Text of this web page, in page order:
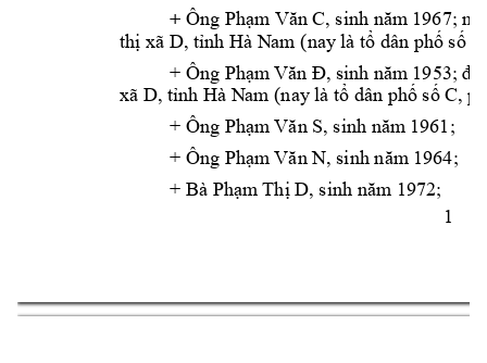
1
+ Ông Phạm Văn C, sinh năm 1967;
thị xã D, tỉnh Hà Nam (nay là tổ dân phố số
+ Ông Phạm Văn Đ, sinh năm 1953;
xã D, tỉnh Hà Nam (nay là tổ dân phố số C,
+ Ông Phạm Văn S, sinh năm 1961;
+ Ông Phạm Văn N, sinh năm 1964;
+ Bà Phạm Thị D, sinh năm 1972;